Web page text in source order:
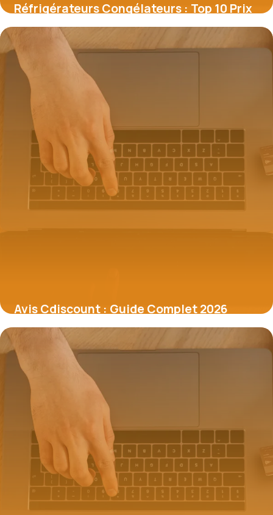
Réfrigérateurs Congélateurs : Top 10 Prix
8 juillet 2026
Avis Cdiscount : Guide Complet 2026
7 juillet 2026